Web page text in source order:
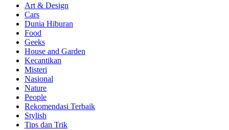
Art & Design
Cars
Dunia Hiburan
Food
Geeks
House and Garden
Kecantikan
Misteri
Nasional
Nature
People
Rekomendasi Terbaik
Stylish
Tips dan Trik